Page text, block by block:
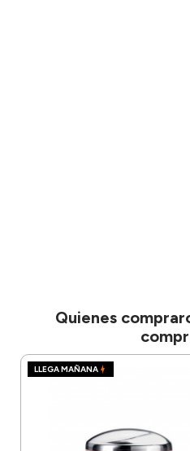
Quienes
LLEGA MAÑANA